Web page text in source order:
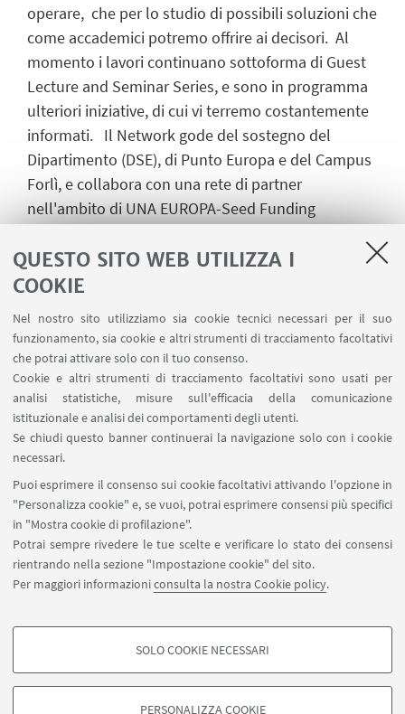
QUESTO SITO WEB UTILIZZA I
COOKIE
Nel nostro sito utilizziamo sia cookie tecnici necessari per il suo
funzionamento, sia cookie e altri strumenti di tracciamento facoltativi
che potrai attivare solo con il tuo consenso.
Cookie e altri strumenti di tracciamento facoltativi sono usati per
analisi statistiche, misure sull'efficacia della comunicazione
istituzionale e analisi dei comportamenti degli utenti.
Se chiudi questo banner continuerai la navigazione solo con i cookie
necessari.
Puoi esprimere il consenso sui cookie facoltativi attivando l'opzione in
"Personalizza cookie" e, se vuoi, potrai esprimere consensi più specifici
in "Mostra cookie di profilazione".
Potrai sempre rivedere le tue scelte e verificare lo stato dei consensi
rientrando nella sezione "Impostazione cookie" del sito.
Per maggiori informazioniconsulta la nostra Cookie policy.
COOKIE DI PROFILAZIONE - FACOLTATIVI
SOLO COOKIE NECESSARI
PERSONALIZZA COOKIE
operare, che per lo studio di possibili soluzioni che
come accademici potremo offrire ai decisori. Al
momento i lavori continuano sottoforma di Guest
Lecture and Seminar Series, e sono in programma
ulteriori iniziative, di cui vi terremo costantemente
informati. Il Network gode del sostegno del
Dipartimento (DSE), di Punto Europa e del Campus
Forlì, e collabora con una rete di partner
nell'ambito di UNA EUROPA-Seed Funding
Per maggiori dettagli
Locandina[ .pdf 963Kb ]
Piazzaler Solieri 1 / Viale Corridoni 20 - 47121 Forlì
+39 0543 374807
cesipe.info@unibo.it